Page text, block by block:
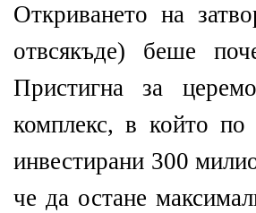
Откриването на
отвсякъде) беше
Пристигна за
комплекс, в който
инвестирани 300
че да остане